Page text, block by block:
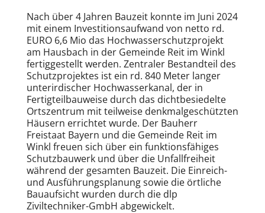
Nach über 4 Jahren Bauzeit konnte im Juni 2024
mit einem Investitionsaufwand von netto rd.
EURO 6,6 Mio das Hochwasserschutzprojekt
am Hausbach in der Gemeinde Reit im Winkl
fertiggestellt werden. Zentraler Bestandteil des
Schutzprojektes ist ein rd. 840 Meter langer
unterirdischer Hochwasserkanal, der in
Fertigteilbauweise durch das dichtbesiedelte
Ortszentrum mit teilweise denkmalgeschützten
Häusern errichtet wurde. Der Bauherr
Freistaat Bayern und die Gemeinde Reit im
Winkl freuen sich über ein funktionsfähiges
Schutzbauwerk und über die Unfallfreiheit
während der gesamten Bauzeit. Die Einreich-
und Ausführungsplanung sowie die örtliche
Bauaufsicht wurden durch die dlp
Ziviltechniker-GmbH abgewickelt.